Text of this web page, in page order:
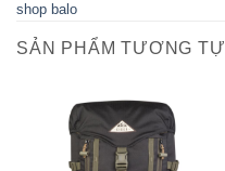
shop balo
SẢN PHẨM TƯƠNG TỰ